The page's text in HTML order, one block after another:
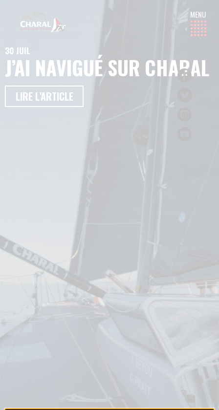
30 JUIL
J’AI NAVIGUÉ SUR CHARAL
LIRE L'ARTICLE